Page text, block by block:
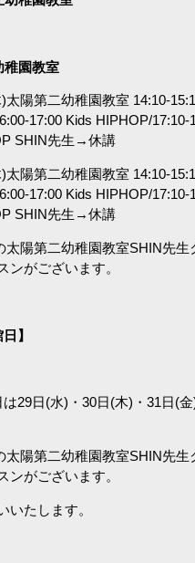
稚園教室
)太陽第二幼稚園教室 14:10-
17:00 Kids HIPHOP/17:10-
SHIN先生→休講
)太陽第二幼稚園教室 14:10-
17:00 Kids HIPHOP/17:10-
SHIN先生→休講
陽第二幼稚園教室SHIN先生
ンがございます。
】
29日(水)・30日(木)・31日(
陽第二幼稚園教室SHIN先生
ンがございます。
いたします。